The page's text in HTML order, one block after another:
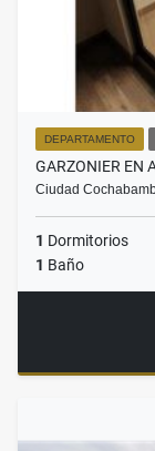
DEPARTAMENTO
GARZONIER EN
Ciudad
1 Dormitorios
1 Baño